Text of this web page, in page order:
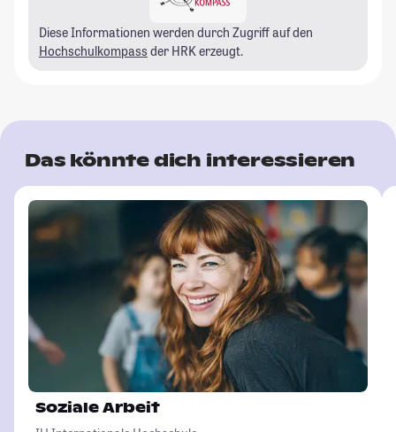
Diese Informationen werden durch Zugriff auf den
Hochschulkompass der HRK erzeugt.
Das könnte dich interessieren
Soziale Arbeit